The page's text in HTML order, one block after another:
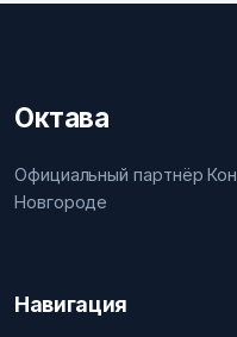
Октава
Официальный партнёр
Новгороде
Навигация